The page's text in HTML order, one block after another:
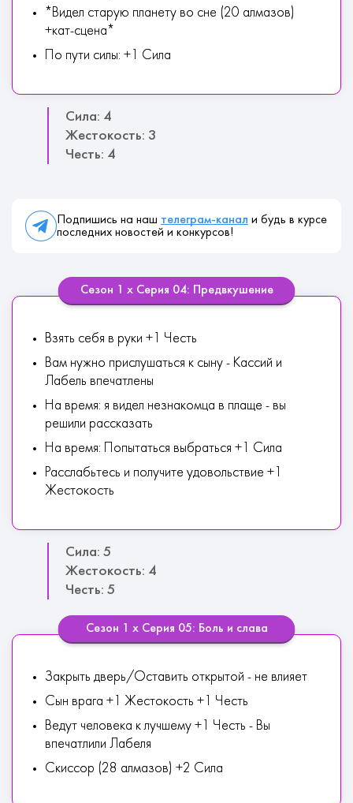
*Видел старую планету во сне (20 алмазов)
+кат-сцена*
По пути силы: +1 Сила
Сила: 4
Жестокость: 3
Честь: 4
Подпишись на наш телеграм-канал и будь в курсе
последних новостей и конкурсов!
Сезон 1 х Серия 04: Предвкушение
Взять себя в руки +1 Честь
Вам нужно прислушаться к сыну - Кассий и
Лабель впечатлены
На время: я видел незнакомца в плаще - вы
решили рассказать
На время: Попытаться выбраться +1 Сила
Расслабьтесь и получите удовольствие +1
Жестокость
Сила: 5
Жестокость: 4
Честь: 5
Сезон 1 х Серия 05: Боль и слава
Закрыть дверь/Оставить открытой - не влияет
Сын врага +1 Жестокость +1 Честь
Ведут человека к лучшему +1 Честь - Вы
впечатлили Лабеля
Скиссор (28 алмазов) +2 Сила